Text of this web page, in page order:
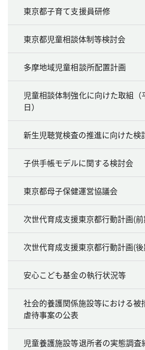
東京都子育て支援員研修
東京都児童相談体制等検討会
多摩地域児童相談所配置計画
児童相談体制強化に向けた取組
日）
新生児聴覚検査の推進に向けた検
子供手帳モデルに関する検討会
東京都母子保健運営協議会
次世代育成支援東京都行動計画(
次世代育成支援東京都行動計画(
安心こども基金の執行状況等
社会的養護関係施設等における被
虐待事案の公表
児童養護施設等退所者の実態調査